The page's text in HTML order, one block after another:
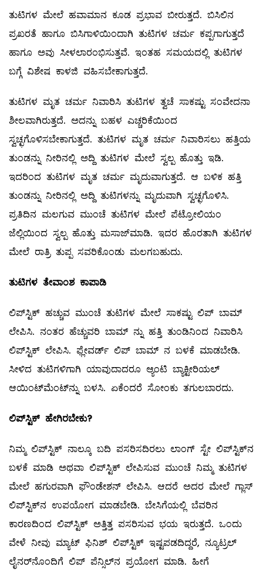
ತುಟಿಗಳ ಮೇಲೆ ಹವಾಮಾನ ಕೂಡ ಪ್ರಭಾವ ಬೀರುತ್ತದೆ. ಬಿಸಿಲಿನ
ಪ್ರಖರತೆ ಹಾಗೂ ಬಿಸಿಗಾಳಿಯಿಂದಾಗಿ ತುಟಿಗಳ ಚರ್ಮ ಕಪ್ಪಗಾಗುತ್ತದೆ
ಹಾಗೂ ಅವು ಸೀಳಲಾರಂಭಿಸುತ್ತವೆ. ಇಂತಹ ಸಮಯದಲ್ಲಿ ತುಟಿಗಳ
ಬಗ್ಗೆ ವಿಶೇಷ ಕಾಳಜಿ ವಹಿಸಬೇಕಾಗುತ್ತದೆ.
ತುಟಿಗಳ ಮೃತ ಚರ್ಮ ನಿವಾರಿಸಿ ತುಟಿಗಳ ತ್ವಚೆ ಸಾಕಷ್ಟು ಸಂವೇದನಾ
ಶೀಲವಾಗಿರುತ್ತದೆ. ಅದನ್ನು ಬಹಳ ಎಚ್ಚರಿಕೆಯಿಂದ
ಸ್ವಚ್ಛಗೊಳಿಸಬೇಕಾಗುತ್ತದೆ. ತುಟಿಗಳ ಮೃತ ಚರ್ಮ ನಿವಾರಿಸಲು ಹತ್ತಿಯ
ತುಂಡನ್ನು ನೀರಿನಲ್ಲಿ ಅದ್ದಿ ತುಟಿಗಳ ಮೇಲೆ ಸ್ವಲ್ಪ ಹೊತ್ತು ಇಡಿ.
ಇದರಿಂದ ತುಟಿಗಳ ಮೃತ ಚರ್ಮ ಮೃದುವಾಗುತ್ತದೆ. ಆ ಬಳಿಕ ಹತ್ತಿ
ತುಂಡನ್ನು ನೀರಿನಲ್ಲಿ ಅದ್ದಿ ತುಟಿಗಳನ್ನು ಮೃದುವಾಗಿ ಸ್ವಚ್ಛಗೊಳಿಸಿ.
ಪ್ರತಿದಿನ ಮಲಗುವ ಮುಂಚೆ ತುಟಿಗಳ ಮೇಲೆ ಪೆಟ್ರೋಲಿಯಂ
ಜೆಲ್ಲಿಯಿಂದ ಸ್ವಲ್ಪ ಹೊತ್ತು ಮಸಾಜ್‌ಮಾಡಿ. ಇದರ ಹೊರತಾಗಿ ತುಟಿಗಳ
ಮೇಲೆ ರಾತ್ರಿ ತುಪ್ಪ ಸವರಿಕೊಂಡು ಮಲಗಬಹುದು.
ತುಟಿಗಳ ತೇವಾಂಶ ಕಾಪಾಡಿ
ಲಿಪ್‌ಸ್ಟಿಕ್‌ ಹಚ್ಚುವ ಮುಂಚೆ ತುಟಿಗಳ ಮೇಲೆ ಸಾಕಷ್ಟು ಲಿಪ್‌ ಬಾಮ್
ಲೇಪಿಸಿ. ನಂತರ ಹೆಚ್ಚುವರಿ ಬಾಮ್ ನ್ನು ಹತ್ತಿ ತುಂಡಿನಿಂದ ನಿವಾರಿಸಿ
ಲಿಪ್‌ಸ್ಟಿಕ್‌ ಲೇಪಿಸಿ. ಫ್ಲೇವರ್ಡ್‌ ಲಿಪ್‌ ಬಾಮ್ ನ ಬಳಕೆ ಮಾಡಬೇಡಿ.
ಸೀಳಿದ ತುಟಿಗಳಿಗಾಗಿ ಯಾವುದಾದರೂ ಆ್ಯಂಟಿ ಬ್ಯಾಕ್ಟೀರಿಯಲ್
ಆಯಿಂಟ್‌ಮೆಂಟ್‌ನ್ನು ಬಳಸಿ. ಏಕೆಂದರೆ ಸೋಂಕು ತಗುಲಬಾರದು.
ಲಿಪ್ಸ್ಟಿಕ್‌ ಹೇಗಿರಬೇಕು?
ನಿಮ್ಮ ಲಿಪ್‌ಸ್ಟಿಕ್‌ ನಾಲ್ಕೂ ಬದಿ ಪಸರಿಸದಿರಲು ಲಾಂಗ್‌ ಸ್ಟೇ ಲಿಪ್‌ಸ್ಟಿಕ್‌ನ
ಬಳಕೆ ಮಾಡಿ ಅಥವಾ ಲಿಪ್‌ಸ್ಟಿಕ್‌ ಲೇಪಿಸುವ ಮುಂಚೆ ನಿಮ್ಮ ತುಟಿಗಳ
ಮೇಲೆ ಹಗುರವಾಗಿ ಫೌಂಡೇಶನ್‌ ಲೇಪಿಸಿ. ಆದರೆ ಅದರ ಮೇಲೆ ಗ್ಲಾಸ್‌
ಲಿಪ್‌ಸ್ಟಿಕ್‌ನ ಉಪಯೋಗ ಮಾಡಬೇಡಿ. ಬೇಸಿಗೆಯಲ್ಲಿ ಬೆವರಿನ
ಕಾರಣದಿಂದ ಲಿಪ್‌ಸ್ಟಿಕ್‌ ಅತ್ತಿತ್ತ ಪಸರಿಸುವ ಭಯ ಇರುತ್ತದೆ. ಒಂದು
ವೇಳೆ ನೀವು ಮ್ಯಾಟ್ ಫಿನಿಶ್‌ ಲಿಪ್‌ಸ್ಟಿಕ್‌ ಇಷ್ಟಪಡದಿದ್ದರೆ, ನ್ಯೂಟ್ರಲ್
ಲೈನರ್‌ನೊಂದಿಗೆ ಲಿಪ್‌ ಪೆನ್ಸಿಲ್‌ನ ಪ್ರಯೋಗ ಮಾಡಿ. ಹೀಗೆ